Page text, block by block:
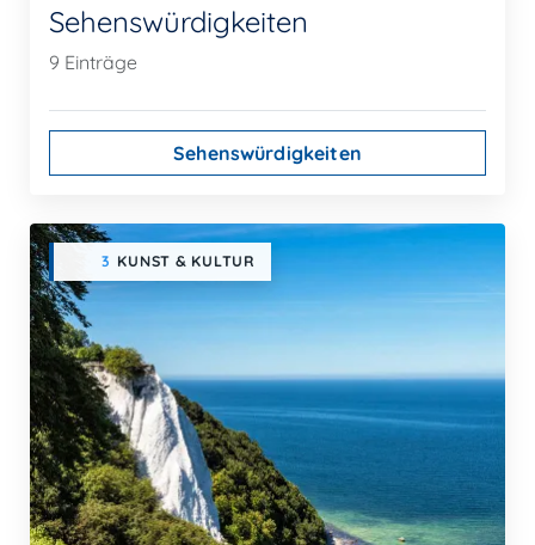
Sehenswürdigkeiten
9 Einträge
Sehenswürdigkeiten
3 KUNST & KULTUR